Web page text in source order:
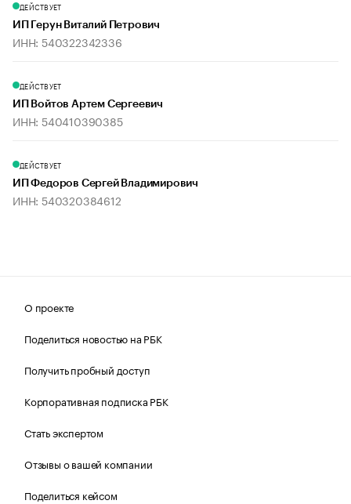
ДЕЙСТВУЕТ
ИП Герун Виталий Петрович
ИНН: 540322342336
ДЕЙСТВУЕТ
ИП Войтов Артем Сергеевич
ИНН: 540410390385
ДЕЙСТВУЕТ
ИП Федоров Сергей Владимирович
ИНН: 540320384612
О проекте
Поделиться новостью на РБК
Получить пробный доступ
Корпоративная подписка РБК
Стать экспертом
Отзывы о вашей компании
Поделиться кейсом